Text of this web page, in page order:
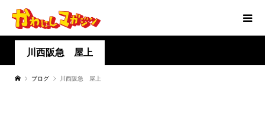
川西阪急 屋上
ブログ 川西阪急 屋上